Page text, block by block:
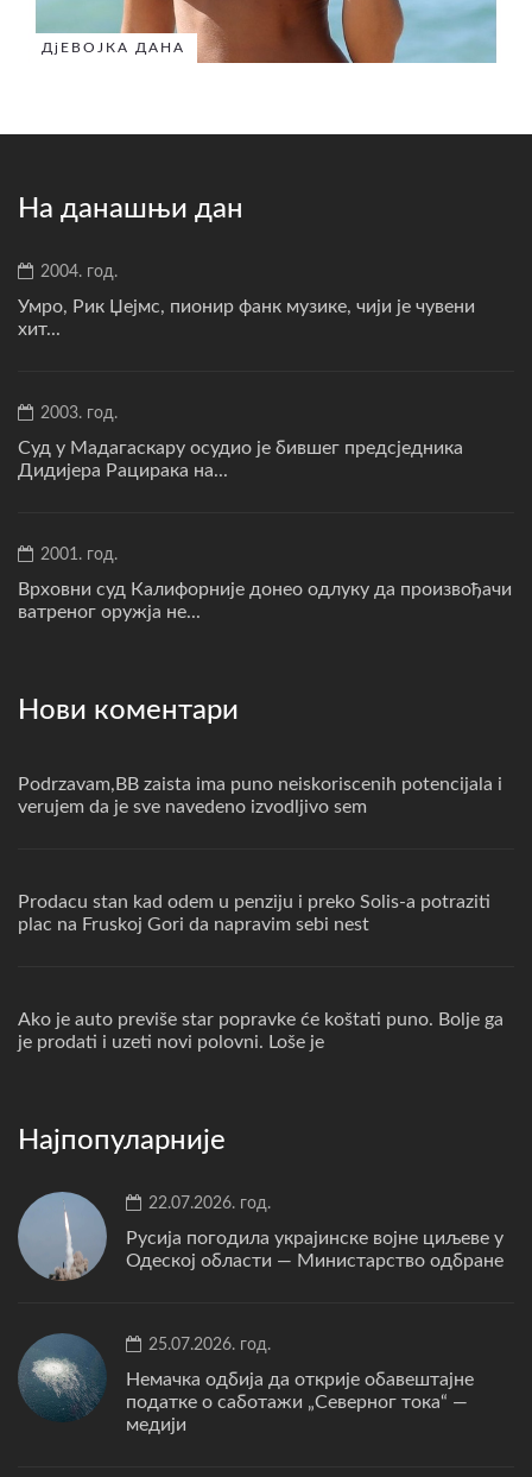
ДјЕВОЈКА ДАНА
На данашњи дан
2004. год.
Умро, Рик Џејмс, пионир фанк музике, чији је чувени
хит...
2003. год.
Суд у Мадагаскару осудио је бившег предсједника
Дидијера Рацирака на...
2001. год.
Врховни суд Калифорније донео одлуку да произвођачи
ватреног оружја не...
Нови коментари
Podrzavam,BB zaista ima puno neiskoriscenih potencijala i
verujem da je sve navedeno izvodljivo sem
Prodacu stan kad odem u penziju i preko Solis-a potraziti
plac na Fruskoj Gori da napravim sebi nest
Ako je auto previše star popravke će koštati puno. Bolje ga
je prodati i uzeti novi polovni. Loše je
Најпопуларније
22.07.2026. год.
Русија погодила украјинске војне циљеве у
Одеској области — Министарство одбране
25.07.2026. год.
Немачка одбија да открије обавештајне
податке о саботажи „Северног тока“ —
медији